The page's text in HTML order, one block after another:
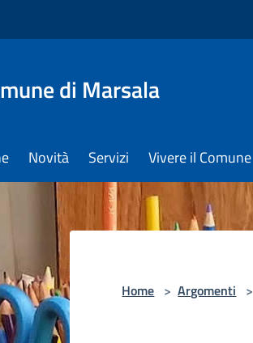
di Marsala
Novità Servizi Vivere il Comune
Home > Argomenti >